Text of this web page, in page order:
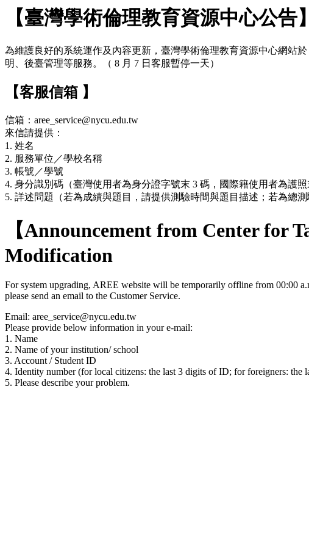
【臺灣學術倫理教育資源中心公告
為維護良好的系統運作及內容更新，臺灣學術倫理教育資源中心網站
明、後臺管理等服務。（ 8 月 7 日客服暫停一天）
【客服信箱 】
信箱：aree_service@nycu.edu.tw
來信請提供：
1. 姓名
2. 服務單位／學校名稱
3. 帳號／學號
4. 身分識別碼（臺灣使用者為身分證字號末 3 碼，國際籍使用者為護照
5. 詳述問題（若為成績與題目，請提供測驗時間與題目描述；若為總
【Announcement from Center for
Modification
For system upgrading, AREE website will be temporarily offline from 00:00
please send an email to the Customer Service.
Email: aree_service@nycu.edu.tw
Please provide below information in your e-mail:
1. Name
2. Name of your institution/ school
3. Account / Student ID
4. Identity number (for local citizens: the last 3 digits of ID; for foreigners: the
5. Please describe your problem.